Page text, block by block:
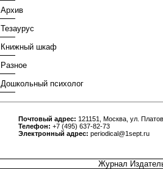
Архив
Тезаурус
Книжный шкаф
Разное
Дошкольный психолог
Почтовый адрес: 121151, Москва, ул.
Телефон: +7 (495) 637-82-73
Электронный адрес: periodical@1sept.ru
Журнал